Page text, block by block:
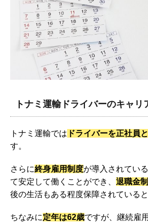
トナミ運輸ドライバーのキャリ
トナミ運輸では ドライバーを正社員
す。
さらに終身雇用制度が導入されてい
て安定して働くことができ、 退職金
後の生活もある程度保障されている
ちなみに定年は62歳ですが、継続雇